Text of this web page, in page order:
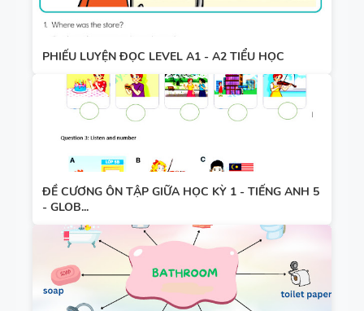
PHIẾU LUYỆN ĐỌC LEVEL A1 - A2 TIỂU HỌC
ĐỀ CƯƠNG ÔN TẬP GIỮA HỌC KỲ 1 - TIẾNG ANH 5
- GLOB...